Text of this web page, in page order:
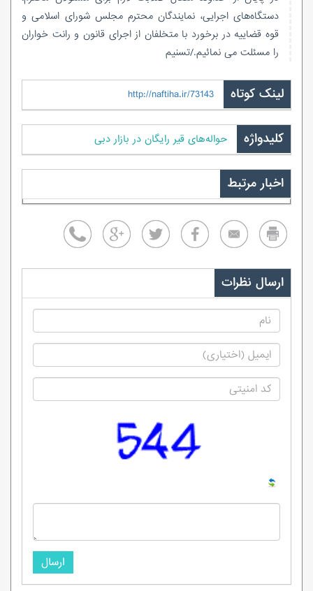
دستگاه‌های اجرایی، نمایندگان محترم مجلس شورای اسلامی و
قوه قضاییه در برخورد با متخلفان از اجرای قانون و رانت خواران
را مسئلت می نمائیم./تسنیم
لینک کوتاه http://naftiha.ir/73143
کلیدواژه حواله‌های قیر رایگان در بازار دبی
اخبار مرتبط
ارسال نظرات
ارسال